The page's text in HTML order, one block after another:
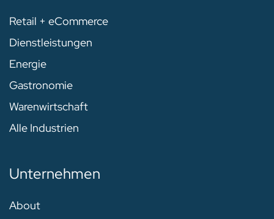
Retail + eCommerce
Dienstleistungen
Energie
Gastronomie
Warenwirtschaft
Alle Industrien
Unternehmen
About